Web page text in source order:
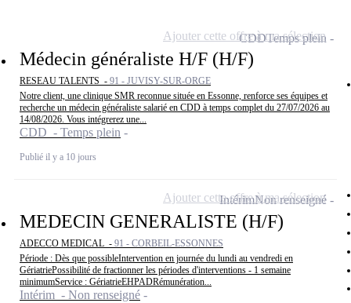
Médecin généraliste H/F (H/F)
RESEAU TALENTS - 91 - JUVISY-SUR-ORGE
Notre client, une clinique SMR reconnue située en Essonne, renforce ses équipes et
recherche un médecin généraliste salarié en CDD à temps complet du 27/07/2026 au
14/08/2026. Vous intégrerez une...
CDD - Temps plein
Publié il y a 10 jours
CDDTemps plein
Ajouter cette offre à ma sélection
MEDECIN GENERALISTE (H/F)
ADECCO MEDICAL - 91 - CORBEIL-ESSONNES
Période : Dès que possibleIntervention en journée du lundi au vendredi en
GériatriePossibilité de fractionner les périodes d'interventions - 1 semaine
minimumService : GériatrieEHPADRémunération...
Intérim - Non renseigné
IntérimNon renseigné
Ajouter cette offre à ma sélection